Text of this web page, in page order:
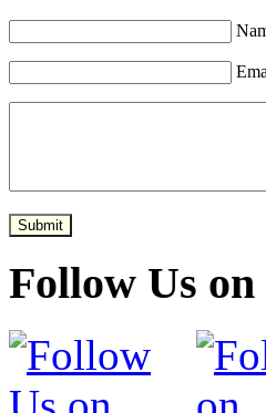
Submit
Follow Us on